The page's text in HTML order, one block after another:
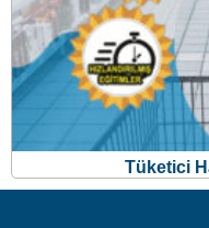
Tüketici